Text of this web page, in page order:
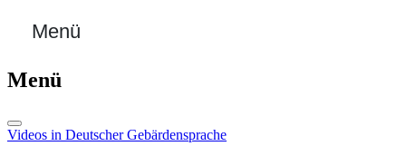
Menü
Menü
Videos in Deutscher Gebärdensprache